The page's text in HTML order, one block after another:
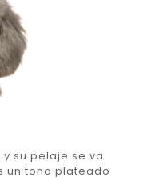
su pelaje se va
un tono plateado